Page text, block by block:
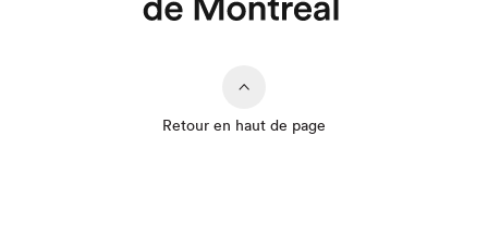
Retour en haut de page